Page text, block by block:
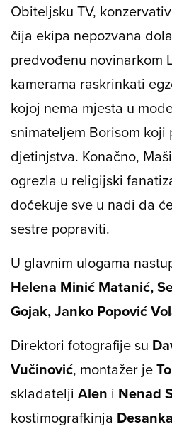
Obiteljsku TV,
čija ekipa nepozvana
predvođenu novinarkom
kamerama raskrinkati
kojoj nema mjesta u
snimateljem Borisom koji
djetinjstva. Konačno,
ogrezla u religijski
dočekuje sve u nadi da
sestre popraviti.
U glavnim ulogama
Helena Minić Matanić,
Gojak, Janko Popović
Direktori fotografije su
Vučinović, montažer je
skladatelji Alen i Nenad
kostimografkinja